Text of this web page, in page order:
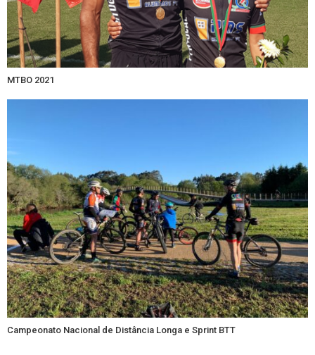
MTBO 2021
Campeonato Nacional de Distância Longa e Sprint BTT